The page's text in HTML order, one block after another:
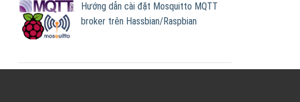
Hướng dẫn cài đặt Mosquitto MQTT
broker trên Hassbian/Raspbian